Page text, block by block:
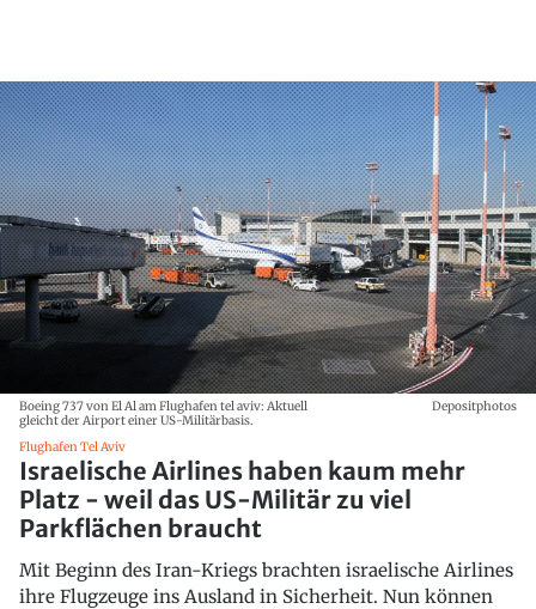
Boeing 737 von El Al am Flughafen tel aviv: Aktuell
gleicht der Airport einer US-Militärbasis.
Depositphotos
Flughafen Tel Aviv
Israelische Airlines haben kaum mehr
Platz - weil das US-Militär zu viel
Parkflächen braucht
Mit Beginn des Iran-Kriegs brachten israelische Airlines
ihre Flugzeuge ins Ausland in Sicherheit. Nun können